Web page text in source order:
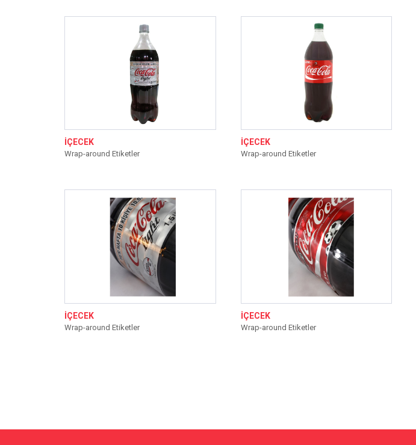
İÇECEK
Wrap-around Etiketler
İÇECEK
Wrap-around Etiketler
İÇECEK
Wrap-around Etiketler
İÇECEK
Wrap-around Etiketler